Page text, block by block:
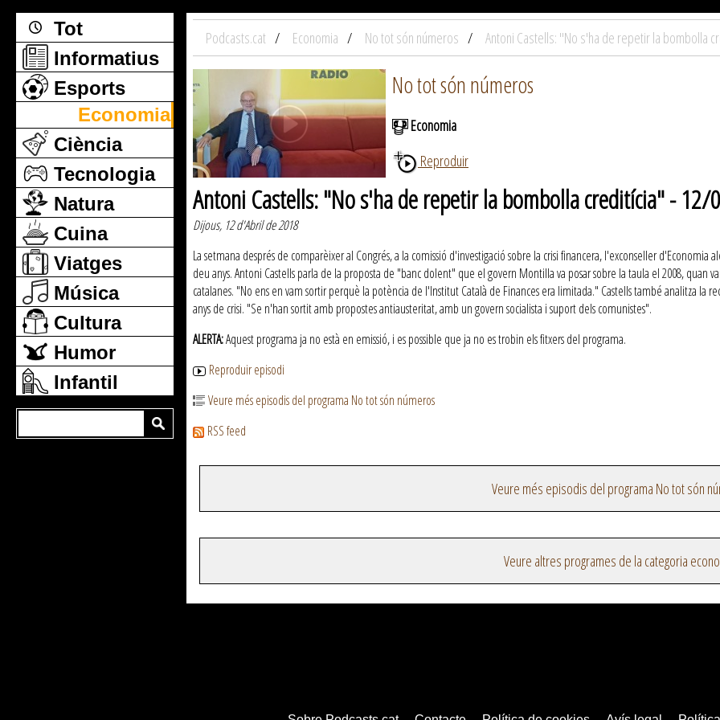
Tot
Informatius
Esports
Economia
Ciència
Tecnologia
Natura
Cuina
Viatges
Música
Cultura
Humor
Infantil
Podcasts.cat Economia No tot són números Antoni Castells: "No s'ha de repetir la bombolla
No tot són números
Economia
Reproduir
Antoni Castells: "No s'ha de repetir la bombolla creditícia" -
Dijous, 12 d'Abril de 2018
La setmana després de comparèixer al Congrés, a la comissió d'investigació sobre la crisi financera, l'exconseller
deu anys. Antoni Castells parla de la proposta de "banc dolent" que el govern Montilla va posar sobre la taula el 2008, quan
catalanes. "No ens en vam sortir perquè la potència de l'Institut Català de Finances era limitada." Castells també analitza la
anys de crisi. "Se n'han sortit amb propostes antiausteritat, amb un govern socialista i suport dels comunistes".
ALERTA:Aquest programa ja no està en emissió, i es possible que ja no es trobin els fitxers del programa.
Reproduir episodi
Veure més episodis del programa No tot són números
RSS feed
Veure més episodis del programa No tot són
Veure altres programes de la categoria